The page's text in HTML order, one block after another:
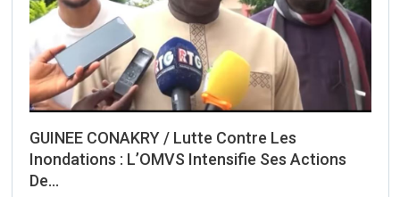
GUINEE CONAKRY / Lutte Contre Les
Inondations : L’OMVS Intensifie Ses Actions
De…